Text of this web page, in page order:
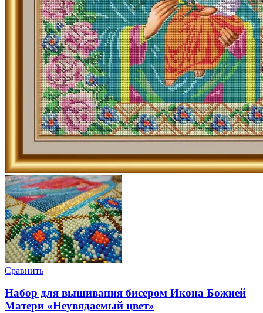
Сравнить
Набор для вышивания бисером Икона Божией
Матери «Неувядаемый цвет»